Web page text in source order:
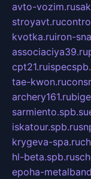
avto-vozim.ru
stroyavt.ru
kvotka.ruiron-
associaciya39.ru
cpt21.ru
tae-kwon.ru
archery161.ru
sarmiento.spb.su
iskatour.spb.ru
krygeva-spa.ru
hl-beta.spb.ru
epoha-